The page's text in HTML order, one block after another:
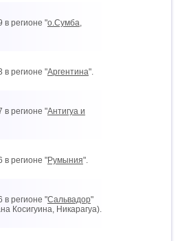
в регионе "о.Сумба,
в регионе "Аргентина".
в регионе "Антигуа и
в регионе "Румыния".
в регионе "Сальвадор"
Косигуина, Никарагуа).